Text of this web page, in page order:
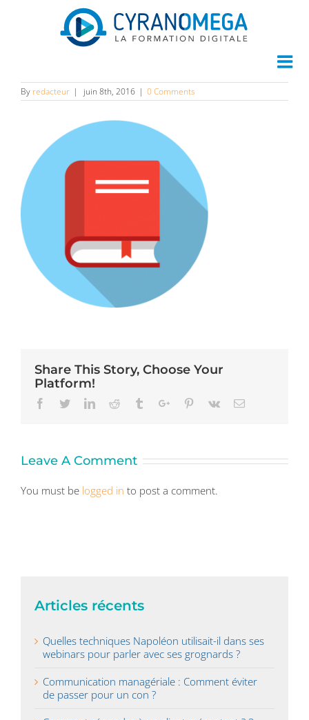
By redacteur | juin 8th, 2016 | 0 Comments
Share This Story, Choose Your
Platform!
Facebook
TwitterLinkedinReddit TumblrGoogle+Pinterest
Vk Email
Leave A Comment
You must be logged in to post a comment.
Articles récents
Quelles techniques Napoléon utilisait-il dans ses
webinars pour parler avec ses grognards ?
Communication managériale : Comment éviter
de passer pour un con ?